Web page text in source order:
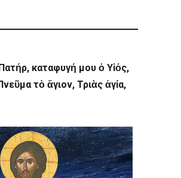
καταφυγή μου ὁ Υἱός,
τὸ ἅγιον, Τριὰς ἁγία,